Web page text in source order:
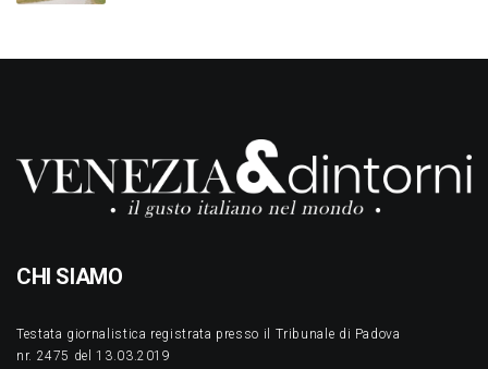
CHI SIAMO
Testata giornalistica registrata presso il Tribunale di Padova
nr. 2475 del 13.03.2019